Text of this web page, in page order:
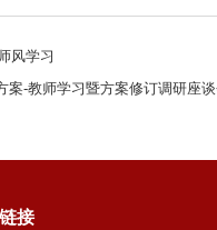
风学习
案-教师学习暨方案修订调研座
接